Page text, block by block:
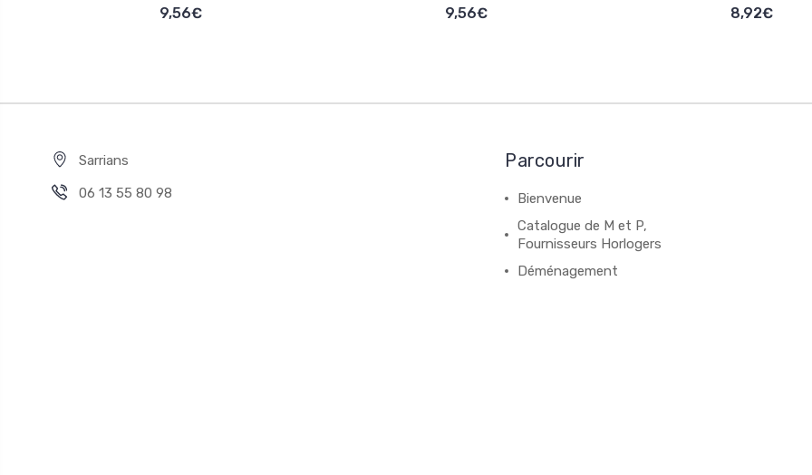
9,56€
9,56€
8,92€
Sarrians
06 13 55 80 98
Parcourir
Bienvenue
Catalogue de M et P,
Fournisseurs Horlogers
Déménagement